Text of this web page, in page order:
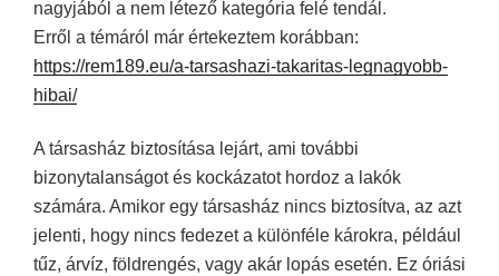
nagyjából a nem létező kategória felé tendál.
Erről a témáról már értekeztem korábban:
https://rem189.eu/a-tarsashazi-takaritas-legnagyobb-
hibai/
A társasház biztosítása lejárt, ami további
bizonytalanságot és kockázatot hordoz a lakók
számára. Amikor egy társasház nincs biztosítva, az azt
jelenti, hogy nincs fedezet a különféle károkra, például
tűz, árvíz, földrengés, vagy akár lopás esetén. Ez óriási